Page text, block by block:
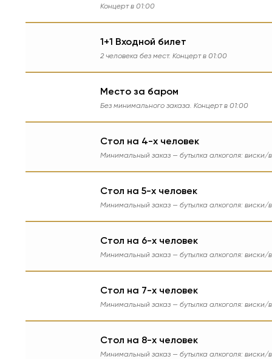
Концерт в 01:00
1+1 Входной билет
2 человека без мест. Концерт в 01:00
Место за баром
Без минимального заказа. Концерт в 01:00
Стол на 4-х человек
Минимальный заказ — бутылка алкоголя:
Стол на 5-х человек
Минимальный заказ — бутылка алкоголя:
Стол на 6-х человек
Минимальный заказ — бутылка алкоголя:
Стол на 7-х человек
Минимальный заказ — бутылка алкоголя:
Стол на 8-х человек
Минимальный заказ — бутылка алкоголя: